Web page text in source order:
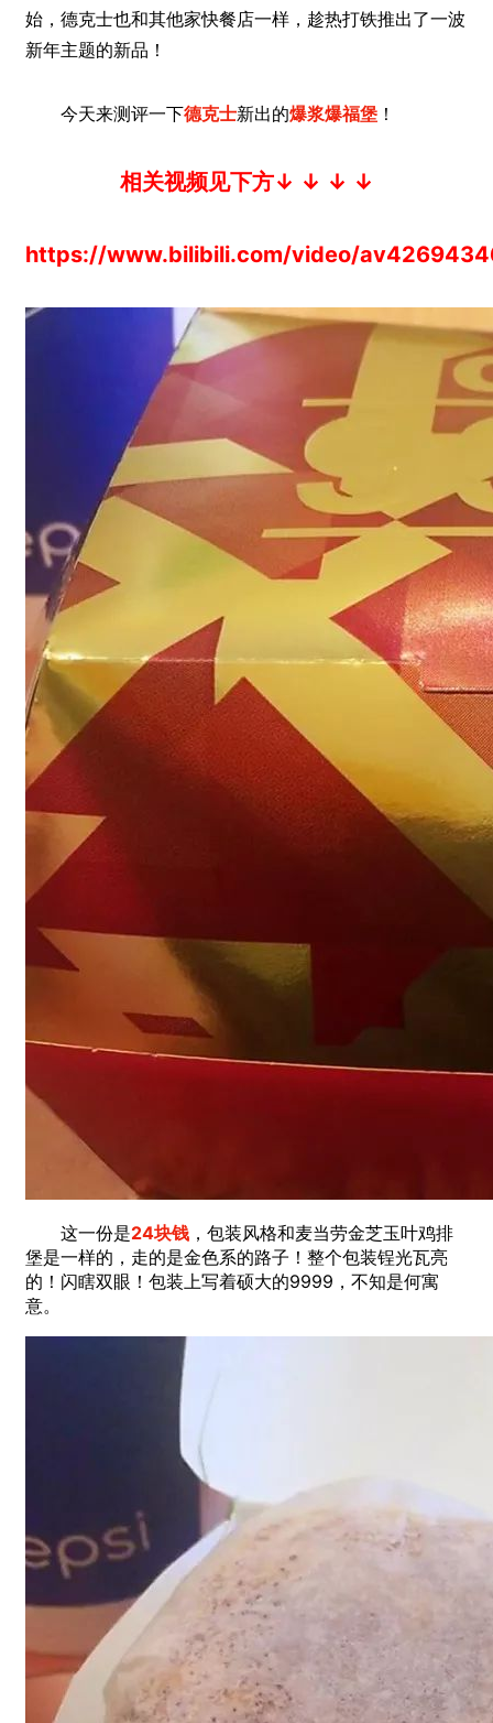
始，德克士也和其他家快餐店一样，趁热打铁推出了一波
新年主题的新品！
今天来测评一下德克士新出的爆浆爆福堡 ！
相关视频见下方↓ ↓ ↓ ↓
https://www.bilibili.com/video/
这一份是24块钱 ，包装风格和麦当劳金芝玉叶鸡排
堡是一样的，走的是金色系的路子！整个包装锃光瓦亮
的！闪瞎双眼！包装上写着硕大的9999，不知是何寓
意。